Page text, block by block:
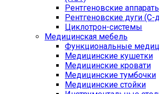
Рентгеновские
Рентгеновские дуги (С-
Циклотрон-системы
Медицинская мебель
Функциональные
Медицинские кушетки
Медицинские кровати
Медицинские тумбочки
Медицинские стойки